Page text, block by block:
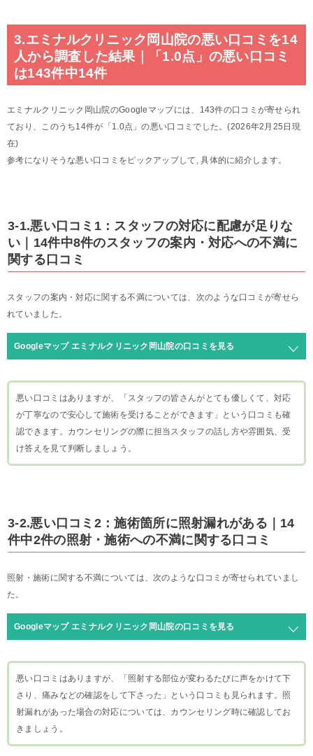
3.エミナルクリニック岡山院の悪い口コミを14
人から調査した結果｜「1.0点」の悪い口コミ
は143件中14件
エミナルクリニック岡山院のGoogleマップには、143件の口コミが寄せられ
ており、このうち14件が「1.0点」の悪い口コミでした。(2026年2月25日現
在)
参考になりそうな悪い口コミをピックアップして, 具体的に紹介します。
3-1.悪い口コミ1：スタッフの対応に配慮が足りな
い｜14件中8件のスタッフの案内・対応への不満に
関する口コミ
スタッフの案内・対応に関する不満については、次のような口コミが寄せら
れていました。
Googleマップ エミナルクリニック岡山院の口コミを見る
悪い口コミはありますが、「スタッフの皆さんがとても優しくて、対応
が丁寧なので安心して施術を受けることができます」という口コミも確
認できます。カウンセリングの際に担当スタッフの話し方や雰囲気、受
け答えを見て判断しましょう。
3-2.悪い口コミ2：施術箇所に照射漏れがある｜14
件中2件の照射・施術への不満に関する口コミ
照射・施術に関する不満については、次のような口コミが寄せられていまし
た。
Googleマップ エミナルクリニック岡山院の口コミを見る
悪い口コミはありますが、「照射する部位が変わるたびに声をかけて下
さり、痛みなどの確認をして下さった」という口コミも見られます。照
射漏れがあった場合の対応については、カウンセリング時に確認してお
きましょう。